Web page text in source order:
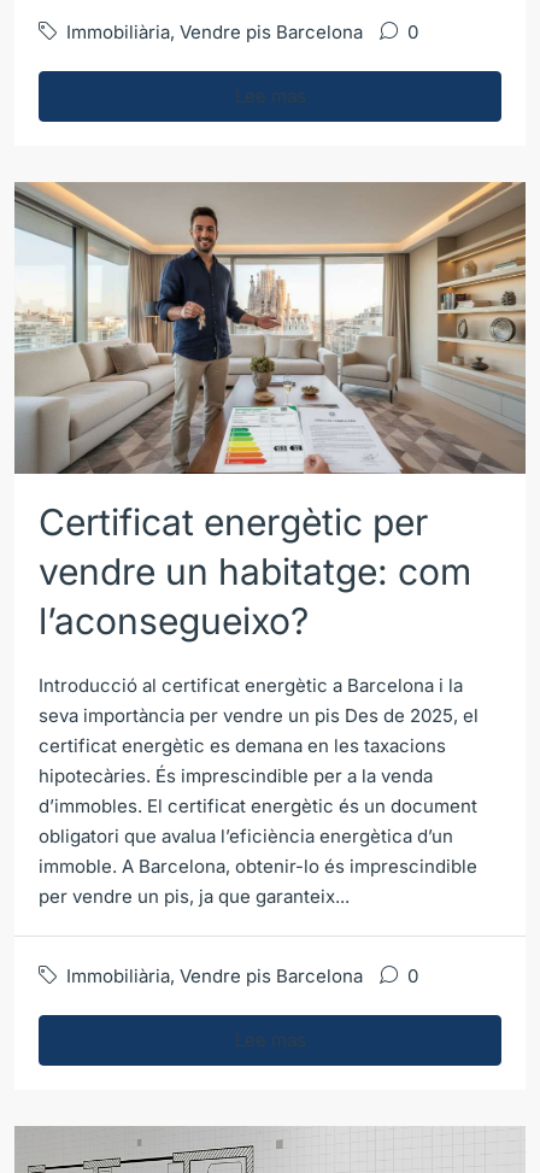
Immobiliària, Vendre pis Barcelona 0
Lee mas
Certificat energètic per
vendre un habitatge: com
l’aconsegueixo?
Introducció al certificat energètic a Barcelona i la
seva importància per vendre un pis Des de 2025, el
certificat energètic es demana en les taxacions
hipotecàries. És imprescindible per a la venda
d’immobles. El certificat energètic és un document
obligatori que avalua l’eficiència energètica d’un
immoble. A Barcelona, obtenir-lo és imprescindible
per vendre un pis, ja que garanteix...
Immobiliària, Vendre pis Barcelona 0
Lee mas